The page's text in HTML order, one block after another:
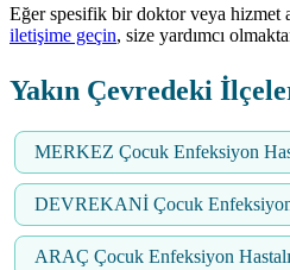
Eğer spesifik bir doktor veya hizmet
iletişime geçin, size yardımcı
Yakın Çevredeki
MERKEZ Çocuk Enfeksiyon
DEVREKANİ Çocuk Enfeksiyon
ARAÇ Çocuk Enfeksiyon